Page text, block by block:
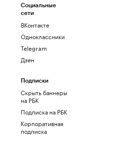
Социальные
сети
ВКонтакте
Одноклассники
Telegram
Дзен
Подписки
Скрыть баннеры
на РБК
Подписка на РБК
Корпоративная
подписка